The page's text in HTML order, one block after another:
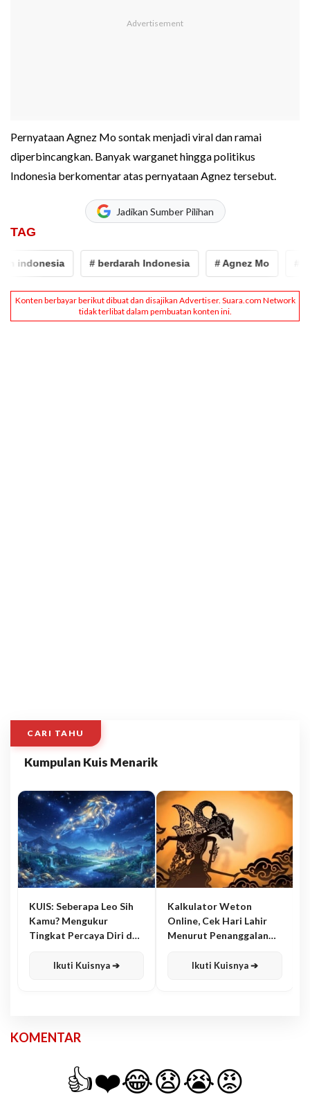
Pernyataan Agnez Mo sontak menjadi viral dan ramai
diperbincangkan. Banyak warganet hingga politikus
Indonesia berkomentar atas pernyataan Agnez tersebut.
Jadikan Sumber Pilihan
TAG
indonesia # berdarah Indonesia # Agnez Mo #
CARI TAHU
Kumpulan Kuis Menarik
KUIS: Seberapa Leo Sih
Kamu? Mengukur
Tingkat Percaya Diri dan
Ikuti Kuisnya ➔
Kalkulator Weton
Online, Cek Hari Lahir
Menurut Penanggalan
Ikuti Kuisnya ➔
KOMENTAR
👍❤️😂😧😭😡